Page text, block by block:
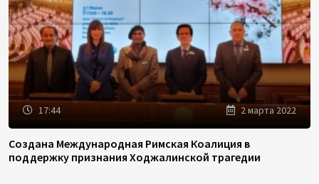
17:44 2 марта 2022
Создана Международная Римская Коалиция в
поддержку признания Ходжалинской трагедии